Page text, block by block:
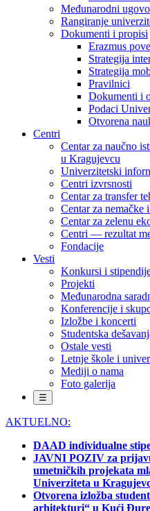
Međunarodni
Rangiranje
Dokumenti i propisi
Erazmus
Strategija
Strategija
Pravilnici
Dokumenti i
Podaci
Otvorena
Centri
Centar za naučno
u Kragujevcu
Univerzitetski
Centri izvrsnosti
Centar za transfer
Centar za nemačke
Centar za zelenu
Centri — rezultat
Fondacije
Vesti
Konkursi i
Projekti
Međunarodna
Konferencije i
Izložbe i koncerti
Studentska
Ostale vesti
Letnje škole i
Mediji o nama
Foto galerija
☰
AKTUELNO:
DAAD individualne
JAVNI POZIV za
umetničkih projekata
Univerziteta u
Otvorena izložba
arhitekturi“ u Kući Đure